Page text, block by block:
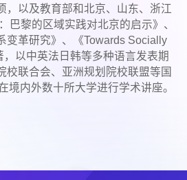
，以及教育部和北京、山东、浙江
黎的区域实践对北京的启示》、
变革研究》、《Towards Socially
以中英法日韩等多种语言发表期
联合会、亚洲规划院校联盟等国
内外数十所大学进行学术讲座。